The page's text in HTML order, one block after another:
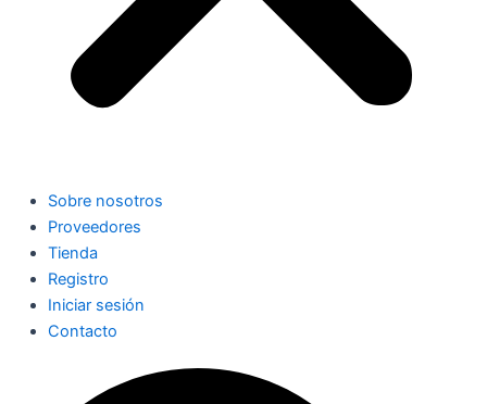
Sobre nosotros
Proveedores
Tienda
Registro
Iniciar sesión
Contacto